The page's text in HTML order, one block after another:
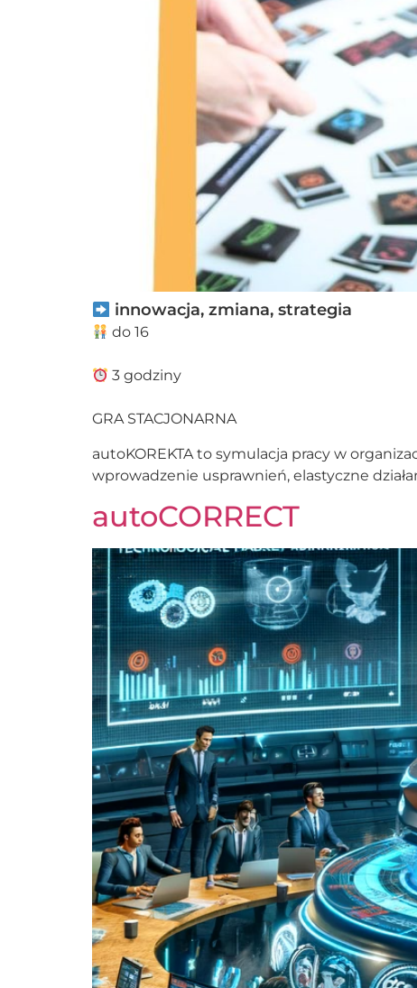
innowacja, zmiana, strategia
do 16
3 godziny
GRA STACJONARNA
autoKOREKTA to symulacja pracy w
wprowadzenie usprawnień, elastyczne
autoCORRECT